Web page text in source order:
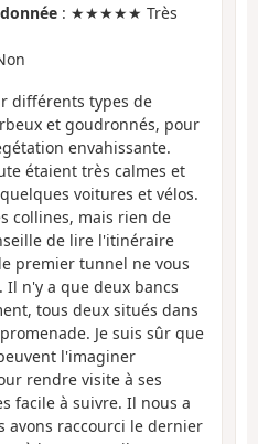
: ★★★★★ Très
différents types de
et goudronnés, pour
envahissante.
étaient très calmes et
voitures et vélos.
collines, mais rien de
de lire l'itinéraire
premier tunnel ne vous
n'y a que deux bancs
tous deux situés dans
Je suis sûr que
l'imaginer
rendre visite à ses
facile à suivre. Il nous a
avons raccourci le dernier